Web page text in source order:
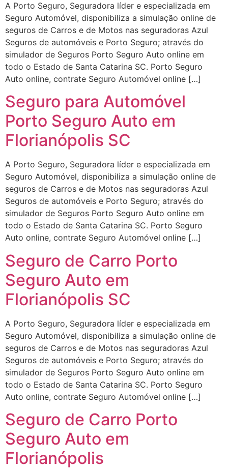
A Porto Seguro, Seguradora líder e especializada em
Seguro Automóvel, disponibiliza a simulação online de
seguros de Carros e de Motos nas seguradoras Azul
Seguros de automóveis e Porto Seguro; através do
simulador de Seguros Porto Seguro Auto online em
todo o Estado de Santa Catarina SC. Porto Seguro
Auto online, contrate Seguro Automóvel online […]
Seguro para Automóvel
Porto Seguro Auto em
Florianópolis SC
A Porto Seguro, Seguradora líder e especializada em
Seguro Automóvel, disponibiliza a simulação online de
seguros de Carros e de Motos nas seguradoras Azul
Seguros de automóveis e Porto Seguro; através do
simulador de Seguros Porto Seguro Auto online em
todo o Estado de Santa Catarina SC. Porto Seguro
Auto online, contrate Seguro Automóvel online […]
Seguro de Carro Porto
Seguro Auto em
Florianópolis SC
A Porto Seguro, Seguradora líder e especializada em
Seguro Automóvel, disponibiliza a simulação online de
seguros de Carros e de Motos nas seguradoras Azul
Seguros de automóveis e Porto Seguro; através do
simulador de Seguros Porto Seguro Auto online em
todo o Estado de Santa Catarina SC. Porto Seguro
Auto online, contrate Seguro Automóvel online […]
Seguro de Carro Porto
Seguro Auto em
Florianópolis